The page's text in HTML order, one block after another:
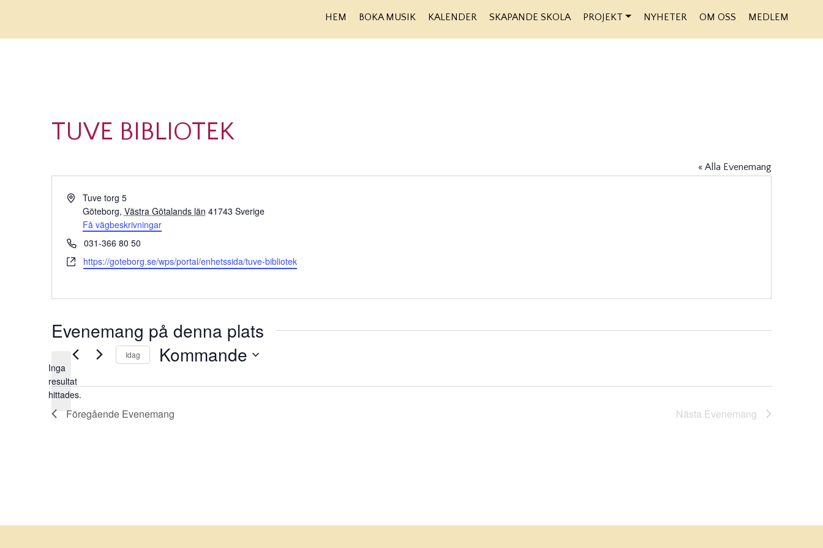
HEM BOKA MUSIK KALENDER SKAPANDE SKOLA PROJEKT NYHETER OM OSS MEDLEM
TUVE BIBLIOTEK
« Alla Evenemang
AdressTuve torg 5
Göteborg, Västra Götalands län 41743 Sverige
Få vägbeskrivningar
Telefonnummer
031-366 80 50
Websitehttps://goteborg.se/wps/portal/enhetssida/tuve-bibliotek
Evenemang på denna plats
Notis
Inga
resultat
hittades.
Idag Kommande
datum.
Föregående Evenemang Nästa Evenemang